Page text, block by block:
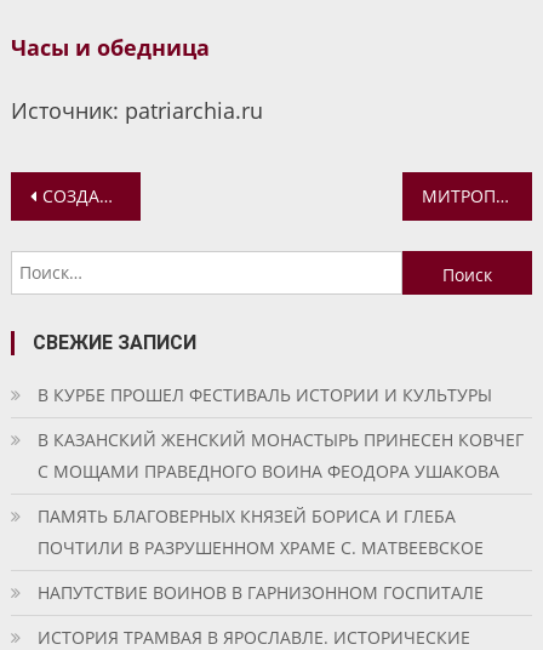
Часы и обедница
Источник: patriarchia.ru
Навигация
по
записям
СОЗДАЕТСЯ НОВАЯ ДОПОЛНИТЕЛЬНАЯ ПРОФЕССИОНАЛЬНАЯ ПРОГРАММА «ТРАДИЦИИ ПРАВОСЛАВИЯ В ПРАКТИКЕ ДОШКОЛЬНОЙ ОРГАНИЗАЦИИ» МИТРОПОЛИТ ВАДИМ ПОСЕТИЛ СОБОРНЫЕ ХРАМЫ ТУТАЕВА И РЫБИНСКА
Найти:
СВЕЖИЕ ЗАПИСИ
В КУРБЕ ПРОШЕЛ ФЕСТИВАЛЬ ИСТОРИИ И КУЛЬТУРЫ
В КАЗАНСКИЙ ЖЕНСКИЙ МОНАСТЫРЬ ПРИНЕСЕН КОВЧЕГ
С МОЩАМИ ПРАВЕДНОГО ВОИНА ФЕОДОРА УШАКОВА
ПАМЯТЬ БЛАГОВЕРНЫХ КНЯЗЕЙ БОРИСА И ГЛЕБА
ПОЧТИЛИ В РАЗРУШЕННОМ ХРАМЕ С. МАТВЕЕВСКОЕ
НАПУТСТВИЕ ВОИНОВ В ГАРНИЗОННОМ ГОСПИТАЛЕ
ИСТОРИЯ ТРАМВАЯ В ЯРОСЛАВЛЕ. ИСТОРИЧЕСКИЕ